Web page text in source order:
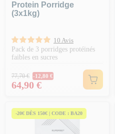
Protein Porridge
(3x1kg)
10 Avis
Pack de 3 porridges protéinés
faibles en sucres
Prix Normal
77,70 € -12,80 €
Prix
64,90 €
-20€ DÈS 150€ | CODE : BA20